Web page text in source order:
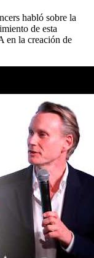
habló sobre la
de esta
en la creación de